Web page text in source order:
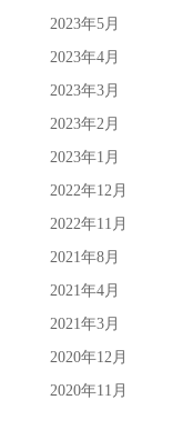
2023年5月
2023年4月
2023年3月
2023年2月
2023年1月
2022年12月
2022年11月
2021年8月
2021年4月
2021年3月
2020年12月
2020年11月